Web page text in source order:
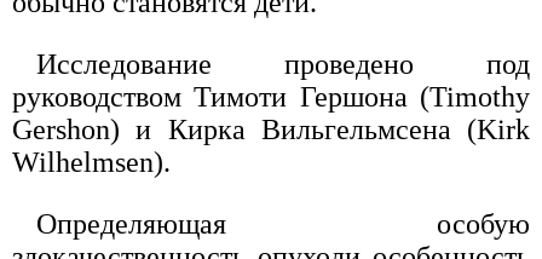
Исследование проведено под
руководством Тимоти Гершона (Timothy
Gershon) и Кирка Вильгельмсена (Kirk
Wilhelmsen).
Определяющая особую